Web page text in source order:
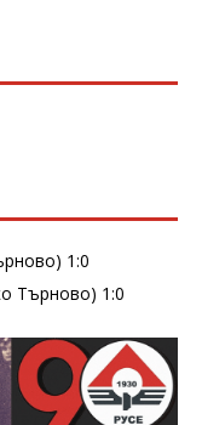
Търново) 1:0